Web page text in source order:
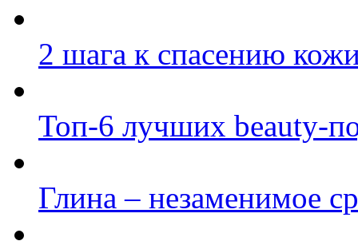
2 шага к спасению
Топ-6 лучших beauty-
Глина – незаменимое